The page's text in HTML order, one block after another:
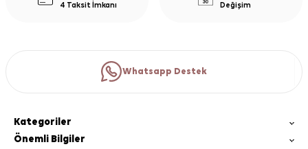
4 Taksit İmkanı
Değişim
Whatsapp Destek
Kategoriler
Önemli Bilgiler